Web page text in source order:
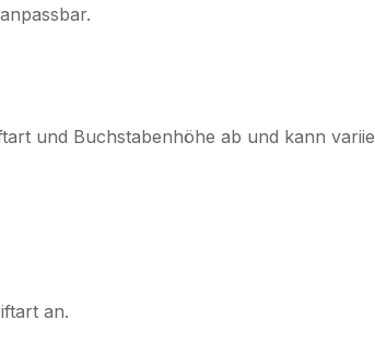
und Buchstabenhöhe ab und kann
an.